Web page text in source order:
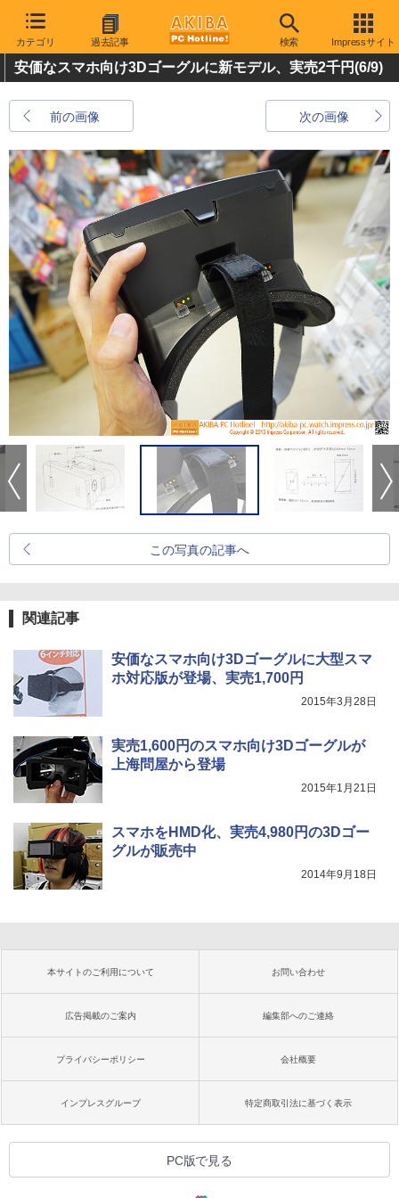
カテゴリ 過去記事 検索 Impressサイト
安価なスマホ向け3Dゴーグルに新モデル、実売2千円(6/9)
前の画像 次の画像
この写真の記事へ
関連記事
安価なスマホ向け3Dゴーグルに大型スマ
ホ対応版が登場、実売1,700円
2015年3月28日
実売1,600円のスマホ向け3Dゴーグルが
上海問屋から登場
2015年1月21日
スマホをHMD化、実売4,980円の3Dゴー
グルが販売中
2014年9月18日
本サイトのご利用について お問い合わせ
広告掲載のご案内 編集部へのご連絡
プライバシーポリシー 会社概要
インプレスグループ 特定商取引法に基づく表示
PC版で見る